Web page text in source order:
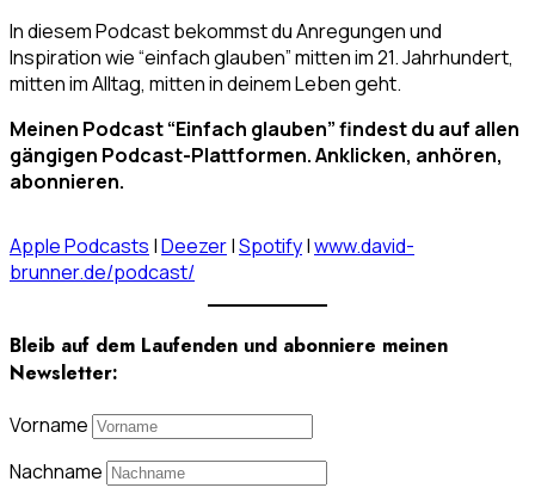
In diesem Podcast bekommst du Anregungen und
Inspiration wie “einfach glauben” mitten im 21. Jahrhundert,
mitten im Alltag, mitten in deinem Leben geht.
Meinen Podcast “Einfach glauben” findest du auf allen
gängigen Podcast-Plattformen. Anklicken, anhören,
abonnieren.
Apple Podcasts |Deezer|Spotify|www.david-
brunner.de/podcast/
Bleib auf dem Laufenden und abonniere meinen
Newsletter:
Vorname
Nachname